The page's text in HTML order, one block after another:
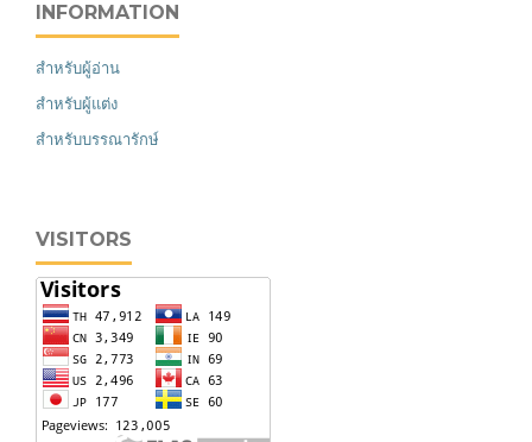
INFORMATION
สำหรับผู้อ่าน
สำหรับผู้แต่ง
สำหรับบรรณารักษ์
VISITORS